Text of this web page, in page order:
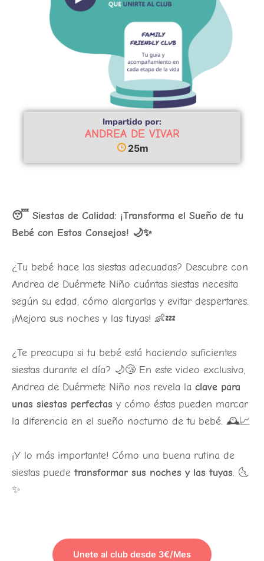
Impartido por:
ANDREA DE VIVAR
25m
😴 Siestas de Calidad: ¡Transforma el Sueño de tu
Bebé con Estos Consejos! 🌙✨
¿Tu bebé hace las siestas adecuadas? Descubre con
Andrea de Duérmete Niño cuántas siestas necesita
según su edad, cómo alargarlas y evitar despertares.
¡Mejora sus noches y las tuyas! 👶💤
¿Te preocupa si tu bebé está haciendo suficientes
siestas durante el día? 🌙😴 En este video exclusivo,
Andrea de Duérmete Niño nos revela la clave para
unas siestas perfectas y cómo éstas pueden marcar
la diferencia en el sueño nocturno de tu bebé. 🕰️📈
¡Y lo más importante! Cómo una buena rutina de
siestas puedetransformar sus noches y las tuyas. 🌜
✨
Unete al club desde 3€/Mes